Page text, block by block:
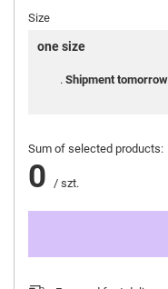
Size
one size
Shipment tomorrow
Sum of selected products:
0 / szt.